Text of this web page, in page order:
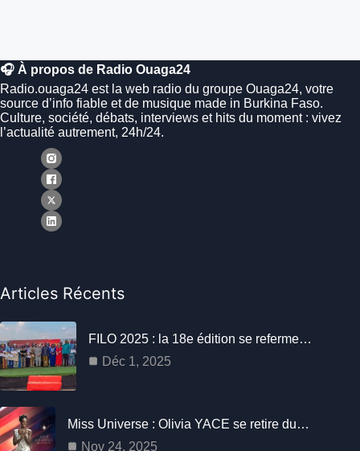
🎧 À propos de Radio Ouaga24
Radio.ouaga24 est la web radio du groupe Ouaga24, votre
source d’info fiable et de musique made in Burkina Faso.
Culture, société, débats, interviews et hits du moment : vivez
l’actualité autrement, 24h/24.
Articles Récents
FILO 2025 : la 18e édition se referme…
Déc 1, 2025
Miss Universe : Olivia YACE se retire du…
Nov 24, 2025